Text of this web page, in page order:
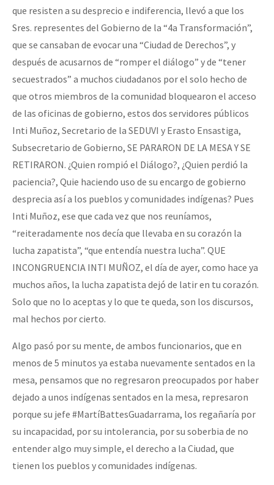
que resisten a su desprecio e indiferencia, llevó a que los
Sres. representes del Gobierno de la “4a Transformación”,
que se cansaban de evocar una “Ciudad de Derechos”, y
después de acusarnos de “romper el diálogo” y de “tener
secuestrados” a muchos ciudadanos por el solo hecho de
que otros miembros de la comunidad bloquearon el acceso
de las oficinas de gobierno, estos dos servidores públicos
Inti Muñoz, Secretario de la SEDUVI y Erasto Ensastiga,
Subsecretario de Gobierno, SE PARARON DE LA MESA Y SE
RETIRARON. ¿Quien rompió el Diálogo?, ¿Quien perdió la
paciencia?, Quie haciendo uso de su encargo de gobierno
desprecia así a los pueblos y comunidades indígenas? Pues
Inti Muñoz, ese que cada vez que nos reuníamos,
“reiteradamente nos decía que llevaba en su corazón la
lucha zapatista”, “que entendía nuestra lucha”. QUE
INCONGRUENCIA INTI MUÑOZ, el día de ayer, como hace ya
muchos años, la lucha zapatista dejó de latir en tu corazón.
Solo que no lo aceptas y lo que te queda, son los discursos,
mal hechos por cierto.
Algo pasó por su mente, de ambos funcionarios, que en
menos de 5 minutos ya estaba nuevamente sentados en la
mesa, pensamos que no regresaron preocupados por haber
dejado a unos indígenas sentados en la mesa, represaron
porque su jefe #MartíBattesGuadarrama, los regañaría por
su incapacidad, por su intolerancia, por su soberbia de no
entender algo muy simple, el derecho a la Ciudad, que
tienen los pueblos y comunidades indígenas.